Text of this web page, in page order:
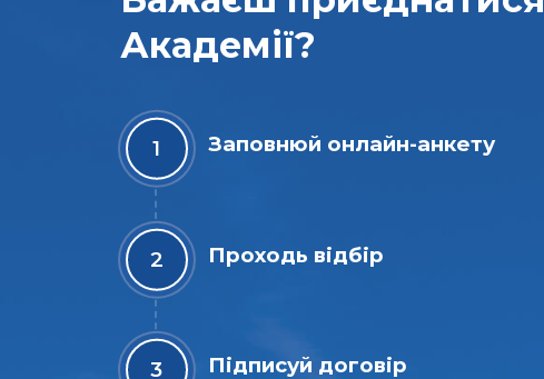
Академії?
Заповнюй онлайн-анкету
Проходь відбір
Підписуй договір